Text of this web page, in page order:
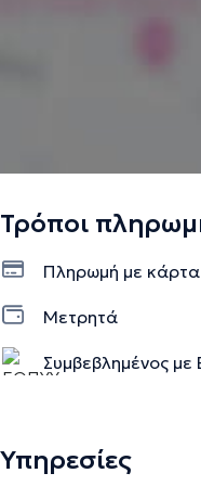
Τρόποι
Πληρωμή με κάρτα
Μετρητά
Συμβεβλημένος
Υπηρεσίες